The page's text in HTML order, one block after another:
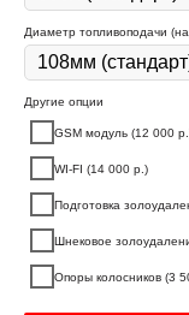
Диаметр топливоподачи
Другие опции
GSM модуль (12 000
WI-FI (14 000 р.)
Подготовка
Шнековое
Опоры колосников (3